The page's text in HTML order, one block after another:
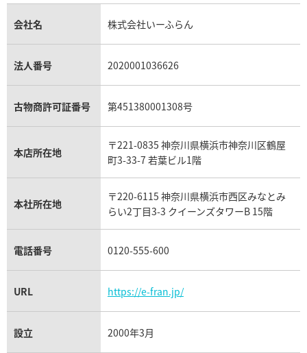
金貨買取
貴金属買取
銀・シルバー買取
パラジウム買取
トパーズ買取
タンザナイト買取
キャッツアイ買取
アクアマリン買取
パテック フィリップノーチラス買取
ヴァシュロン・コンスタンタン買取
オメガ買取
カルティエ買取
フランク ミュラー買取
リシャール・ミル買取
パネライ買取
チューダー（チュードル）買取
シャネル マトラッセ買取
セリーヌ買取
プラダ買取
ショーメ買取
ダミアーニ買取
モーブッサン買取
会社名 株式会社いーふらん
法人番号 2020001036626
古物商許可証番号 第451380001308号
本店所在地
〒221-0835 神奈川県横浜市神奈川区鶴屋
町3-33-7 若葉ビル1階
本社所在地
〒220-6115 神奈川県横浜市西区みなとみ
らい2丁目3-3 クイーンズタワーB 15階
電話番号 0120-555-600
URL https://e-fran.jp/
設立 2000年3月